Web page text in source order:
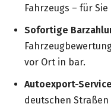
Fahrzeugs – für
Sofortige
vor Ort in bar.
Autoexport-Service
deutschen